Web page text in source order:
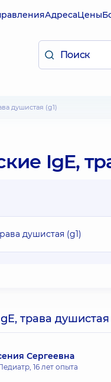
АдресаЦены
душистая (g1)
IgE,
душистая (g1)
трава душистая
Сергеевна
16 лет опыта